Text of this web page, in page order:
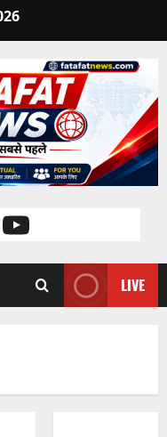
YouTube
LIVE